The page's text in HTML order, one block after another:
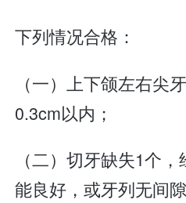
下列情况合格：
（一）上下颌左右尖
0.3cm以内；
（二）切牙缺失1个
能良好，或牙列无间